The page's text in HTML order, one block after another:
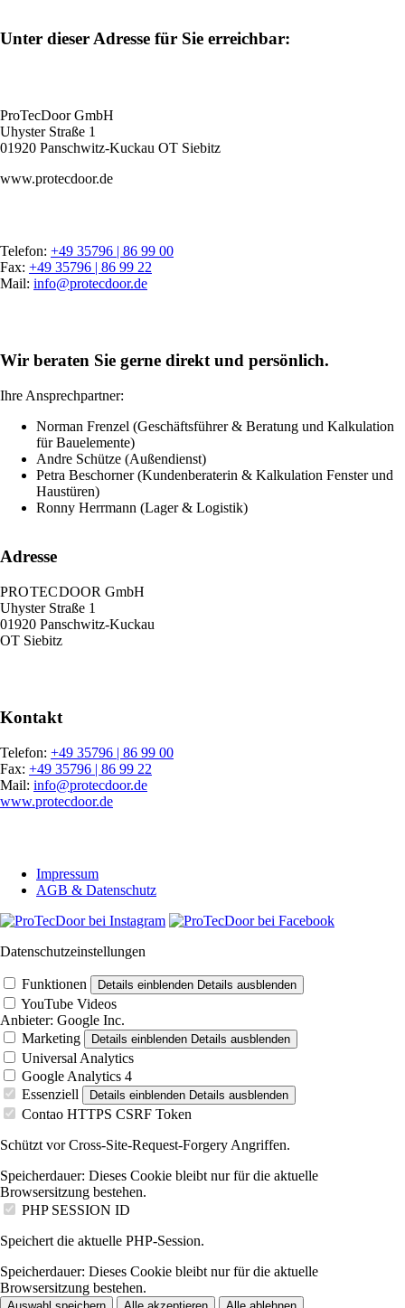
Unter dieser Adresse für Sie erreichbar:
ProTecDoor GmbH
Uhyster Straße 1
01920 Panschwitz-Kuckau OT Siebitz
www.protecdoor.de
Telefon: +49 35796 | 86 99 00
Fax: +49 35796 | 86 99 22
Mail: info@protecdoor.de
Wir beraten Sie gerne direkt und persönlich.
Ihre Ansprechpartner:
Norman Frenzel (Geschäftsführer & Beratung und Kalkulation
für Bauelemente)
Andre Schütze (Außendienst)
Petra Beschorner (Kundenberaterin & Kalkulation Fenster und
Haustüren)
Ronny Herrmann (Lager & Logistik)
Adresse
PRO TEC DOOR GmbH
Uhyster Straße 1
01920 Panschwitz-Kuckau
OT Siebitz
Kontakt
Telefon: +49 35796 | 86 99 00
Fax: +49 35796 | 86 99 22
Mail: info@protecdoor.de
www.protecdoor.de
überspringen
Impressum
AGB & Datenschutz
Datenschutzeinstellungen
Funktionen Details einblenden Details ausblenden
YouTube Videos
Anbieter: Google Inc.
Marketing
Details einblenden Details ausblenden
Universal Analytics
Google Analytics 4
Essenziell
Details einblenden Details ausblenden
Contao HTTPS CSRF Token
Schützt vor Cross-Site-Request-Forgery Angriffen.
Speicherdauer: Dieses Cookie bleibt nur für die aktuelle
Browsersitzung bestehen.
PHP SESSION ID
Speichert die aktuelle PHP-Session.
Speicherdauer: Dieses Cookie bleibt nur für die aktuelle
Browsersitzung bestehen.
Auswahl speichern Alle akzeptieren Alle ablehnen